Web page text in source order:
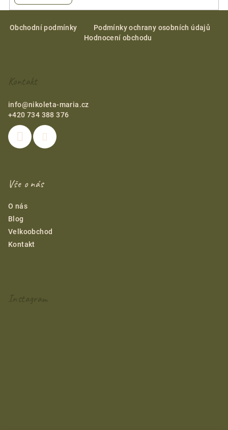
Obchodní podmínky
Podmínky ochrany osobních údajů
Hodnocení obchodu
Kontakt
info@nikoleta-maria.cz
+420 734 388 376
Vše o nás
O nás
Blog
Velkoobchod
Kontakt
Instagram